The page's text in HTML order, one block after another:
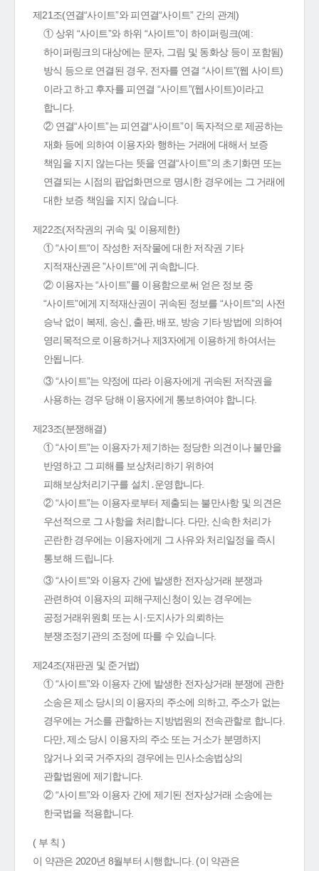
제21조(연결“사이트”와 피연결“사이트” 간의 관계)
① 상위 “사이트”와 하위 “사이트”이 하이퍼링크(예:
하이퍼링크의 대상에는 문자, 그림 및 동화상 등이 포함됨)
방식 등으로 연결된 경우, 전자를 연결 “사이트”(웹 사이트)
이라고 하고 후자를 피연결 “사이트”(웹사이트)이라고
합니다.
② 연결“사이트”는 피연결“사이트”이 독자적으로 제공하는
재화 등에 의하여 이용자와 행하는 거래에 대해서 보증
책임을 지지 않는다는 뜻을 연결“사이트”의 초기화면 또는
연결되는 시점의 팝업화면으로 명시한 경우에는 그 거래에
대한 보증 책임을 지지 않습니다.
제22조(저작권의 귀속 및 이용제한)
① “사이트“이 작성한 저작물에 대한 저작권 기타
지적재산권은 ”사이트“에 귀속합니다.
② 이용자는 “사이트”를 이용함으로써 얻은 정보 중
“사이트”에게 지적재산권이 귀속된 정보를 “사이트”의 사전
승낙 없이 복제, 송신, 출판, 배포, 방송 기타 방법에 의하여
영리목적으로 이용하거나 제3자에게 이용하게 하여서는
안됩니다.
③ “사이트”는 약정에 따라 이용자에게 귀속된 저작권을
사용하는 경우 당해 이용자에게 통보하여야 합니다.
제23조(분쟁해결)
① “사이트”는 이용자가 제기하는 정당한 의견이나 불만을
반영하고 그 피해를 보상처리하기 위하여
피해보상처리기구를 설치․운영합니다.
② “사이트”는 이용자로부터 제출되는 불만사항 및 의견은
우선적으로 그 사항을 처리합니다. 다만, 신속한 처리가
곤란한 경우에는 이용자에게 그 사유와 처리일정을 즉시
통보해 드립니다.
③ “사이트”와 이용자 간에 발생한 전자상거래 분쟁과
관련하여 이용자의 피해구제신청이 있는 경우에는
공정거래위원회 또는 시·도지사가 의뢰하는
분쟁조정기관의 조정에 따를 수 있습니다.
제24조(재판권 및 준거법)
① “사이트”와 이용자 간에 발생한 전자상거래 분쟁에 관한
소송은 제소 당시의 이용자의 주소에 의하고, 주소가 없는
경우에는 거소를 관할하는 지방법원의 전속관할로 합니다.
다만, 제소 당시 이용자의 주소 또는 거소가 분명하지
않거나 외국 거주자의 경우에는 민사소송법상의
관할법원에 제기합니다.
② “사이트”와 이용자 간에 제기된 전자상거래 소송에는
한국법을 적용합니다.
( 부 칙 )
이 약관은 2020년 8월부터 시행합니다. (이 약관은